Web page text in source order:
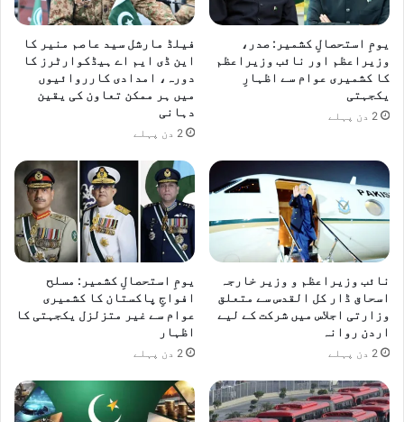
یومِ استحصالِ کشمیر: صدر،
وزیراعظم اور نائب وزیراعظم
کا کشمیری عوام سے اظہارِ
یکجہتی
2 دن پہلے
فیلڈ مارشل سید عاصم منیر کا
این ڈی ایم اے ہیڈکوارٹرز کا
دورہ، امدادی کارروائیوں
میں ہر ممکن تعاون کی یقین
دہانی
2 دن پہلے
نائب وزیراعظم و وزیر خارجہ
اسحاق ڈار کل القدس سے متعلق
وزارتی اجلاس میں شرکت کے لیے
اردن روانہ
2 دن پہلے
یومِ استحصالِ کشمیر: مسلح
افواجِ پاکستان کا کشمیری
عوام سے غیر متزلزل یکجہتی کا
اظہار
2 دن پہلے